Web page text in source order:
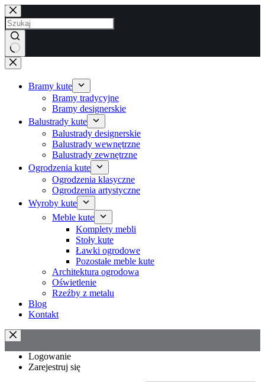
Przejdź
do
treści
Brak
wyników
Bramy kute
Bramy tradycyjne
Bramy designerskie
Balustrady kute
Balustrady designerskie
Balustrady wewnętrzne
Balustrady zewnętrzne
Ogrodzenia kute
Ogrodzenia klasyczne
Ogrodzenia artystyczne
Wyroby kute
Meble kute
Komplety mebli
Stoły kute
Ławki ogrodowe
Pozostałe meble kute
Architektura ogrodowa
Oświetlenie
Rzeźby z metalu
Blog
Kontakt
Logowanie
Zarejestruj się